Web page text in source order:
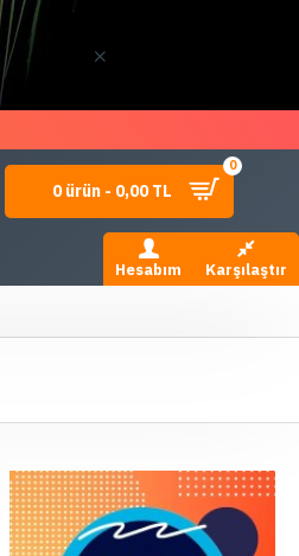
0 ürün - 0,00 TL
0
Hesabım Karşılaştır